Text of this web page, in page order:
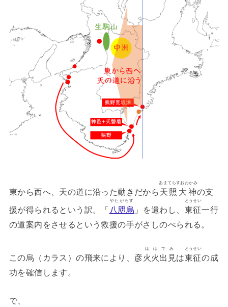
東から西へ、天の道に沿った動きだから天照大神
あまてらすおおかみ
の支
援が得られるという訳。「八咫烏
やたがらす
」を遣わし、 東征
とうせい
一行
の道案内をさせるという救援の手がさしのべられる。
この烏（カラス）の飛来により、彦火火出見
ほほでみ
は東征
とうせい
の成
功を確信します。
で、